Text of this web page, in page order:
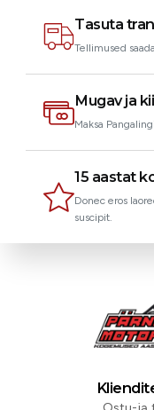
Tasuta
Tellimused
Mugav ja
Maksa
15 aastat
Donec eros
suscipit.